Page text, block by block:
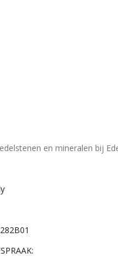
en mineralen bij